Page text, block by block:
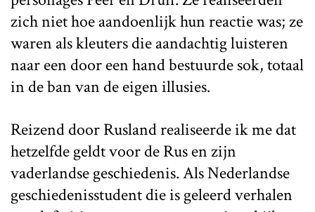
zich niet hoe aandoenlijk hun reactie was; ze
waren als kleuters die aandachtig luisteren
naar een door een hand bestuurde sok, totaal
in de ban van de eigen illusies.
Reizend door Rusland realiseerde ik me dat
hetzelfde geldt voor de Rus en zijn
vaderlandse geschiedenis. Als Nederlandse
geschiedenisstudent die is geleerd verhalen